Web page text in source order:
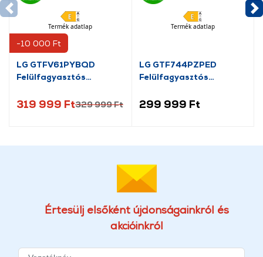
-10 000 Ft
Termék adatlap
LG GTFV61PYBQD
Felülfagyasztós
319 999 Ft329 999 Ft
Termék adatlap
LG GTF744PZPED
Felülfagyasztós
299 999 Ft
Értesülj elsőként újdonságainkról és
akcióinkról